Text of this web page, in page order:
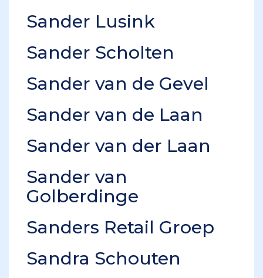
Sander Lusink
Sander Scholten
Sander van de Gevel
Sander van de Laan
Sander van der Laan
Sander van
Golberdinge
Sanders Retail Groep
Sandra Schouten